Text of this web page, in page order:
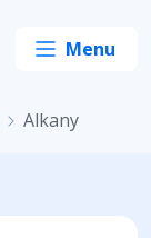
Alkany